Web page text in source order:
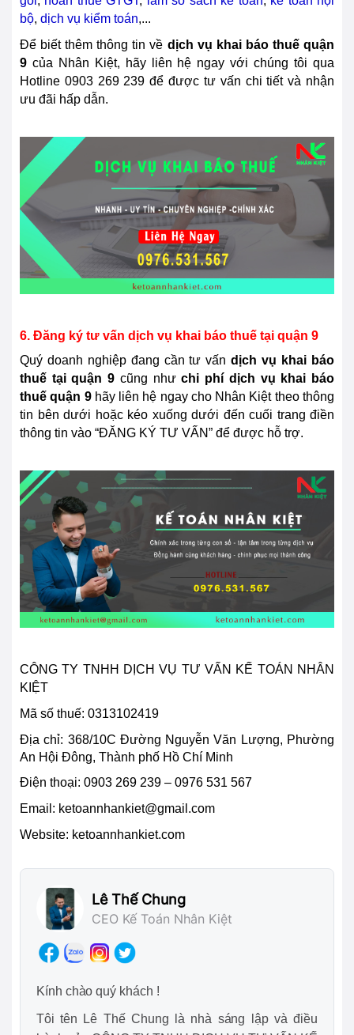
bộ, dịch vụ kiểm toán,...
Để biết thêm thông tin về dịch vụ khai báo thuế quận
9 của Nhân Kiệt, hãy liên hệ ngay với chúng tôi qua
Hotline 0903 269 239để được tư vấn chi tiết và nhận
ưu đãi hấp dẫn.
6. Đăng ký tư vấn dịch vụ khai báo thuế tại quận 9
Quý doanh nghiệp đang cần tư vấndịch vụ khai báo
thuế tại quận 9 cũng nhưchi phí dịch vụ khai báo
thuế quận 9hãy liên hệ ngay cho Nhân Kiệt theo thông
tin bên dưới hoặc kéo xuống dưới đến cuối trang điền
thông tin vào “ĐĂNG KÝ TƯ VẤN” để được hỗ trợ.
CÔNG TY TNHH DỊCH VỤ TƯ VẤN KẾ TOÁN NHÂN
KIỆT
Mã số thuế: 0313102419
Địa chỉ: 368/10C Đường Nguyễn Văn Lượng, Phường
An Hội Đông, Thành phố Hồ Chí Minh
Điện thoại: 0903 269 239 – 0976 531 567
Email: ketoannhankiet@gmail.com
Website: ketoannhankiet.com
Lê Thế Chung
CEO Kế Toán Nhân Kiệt
Kính chào quý khách !
Tôi tên Lê Thế Chung là nhà sáng lập và điều